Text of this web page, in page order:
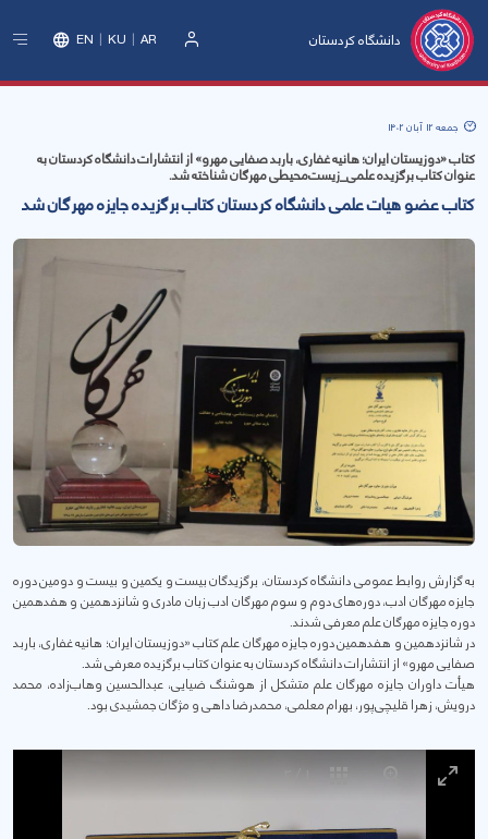
دانشگاه کردستان EN KU AR
جمعه 12 آبان 1402
کتاب «دوزیستان ایران؛ هانیه غفاری، باربد صفایی مهرو» از انتشارات دانشگاه کردستان به
عنوان کتاب برگزیده علمی_زیست‌محیطی مهرگان شناخته شد.
کتاب عضو هیات علمی دانشگاه کردستان کتاب برگزیده جایزه مهرگان شد
به گزارش روابط عمومی دانشگاه کردستان، برگزیدگان بیست و یکمین و بیست ‌و دومین دوره
جایزه مهرگان ادب، دوره‌های دوم و سوم مهرگان ادب زبان مادری و شانزدهمین و هفدهمین
دوره جایزه مهرگان علم معرفی شدند.
در شانزدهمین و هفدهمین دوره جایزه مهرگان علم کتاب «دوزیستان ایران؛ هانیه غفاری، باربد
صفایی مهرو» از انتشارات دانشگاه کردستان به عنوان کتاب برگزیده معرفی شد.
هیأت داوران جایزه مهرگان علم متشکل از هوشنگ ضیایی، عبدالحسین وهاب‌زاده، محمد
درویش، زهرا قلیچی‌پور، بهرام معلمی، محمدرضا داهی و مژگان جمشیدی بود.
1
/
2